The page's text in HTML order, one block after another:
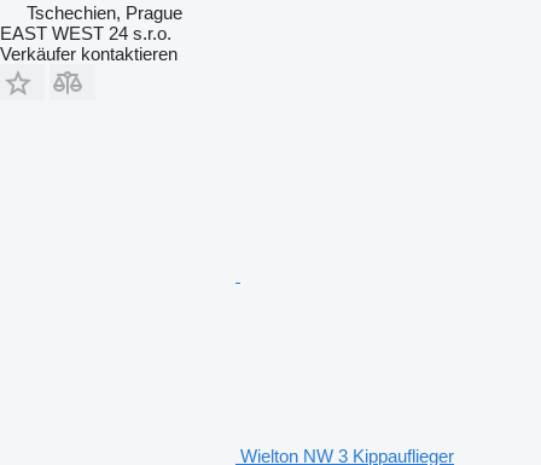
Tschechien, Prague
EAST WEST 24 s.r.o.
Verkäufer kontaktieren
Wielton NW 3 Kippauflieger